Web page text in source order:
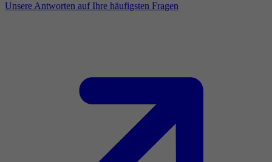
Unsere Antworten auf Ihre häufigsten Fragen